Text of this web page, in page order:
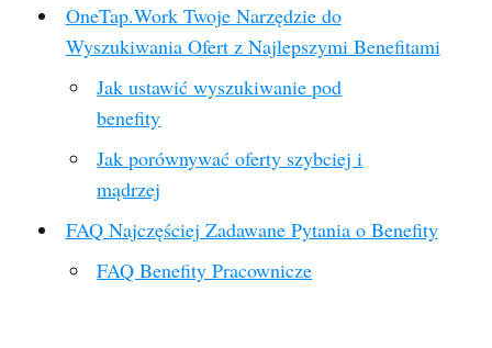
OneTap.Work Twoje Narzędzie do
Wyszukiwania Ofert z Najlepszymi Benefitami
Jak ustawić wyszukiwanie pod
benefity
Jak porównywać oferty szybciej i
mądrzej
FAQ Najczęściej Zadawane Pytania o Benefity
FAQ Benefity Pracownicze